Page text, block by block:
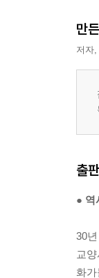
만
저자
출
● 역
30
교
화